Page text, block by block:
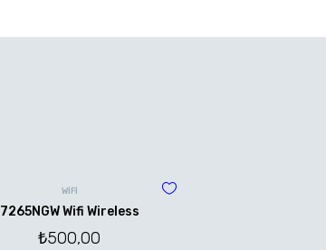
WİFİ
7265NGW Wifi Wireless
₺500,00